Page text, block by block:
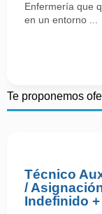
Enfermería que
en un entorno ...
Te proponemos
Técnico
/
Indefinido